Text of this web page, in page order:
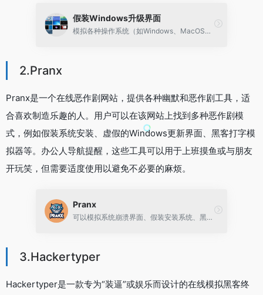
假装Windows升级界面
模拟各种操作系统（如Windows、MacOS等）的系统升级或蓝屏界面
2.Pranx
Pranx是一个在线恶作剧网站，提供各种幽默和恶作剧工具，适
合喜欢制造乐趣的人。用户可以在该网站上找到多种恶作剧模
式，例如假装系统安装、虚假的Windows更新界面、黑客打字模
拟器等。办公人导航提醒，这些工具可以用于上班摸鱼或与朋友
开玩笑，但需要适度使用以避免不必要的麻烦。
Pranx
可以模拟系统崩溃界面、假装安装系统、黑客打字模拟器、假病毒显示等，伪装黑客页面
3.Hackertyper
Hackertyper是一款专为“装逼”或娱乐而设计的在线模拟黑客终